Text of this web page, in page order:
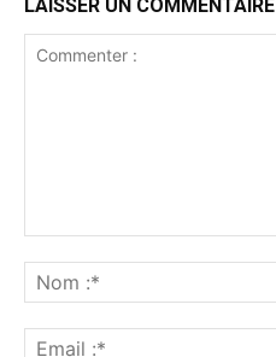
LAISSER UN COMMENTAIRE